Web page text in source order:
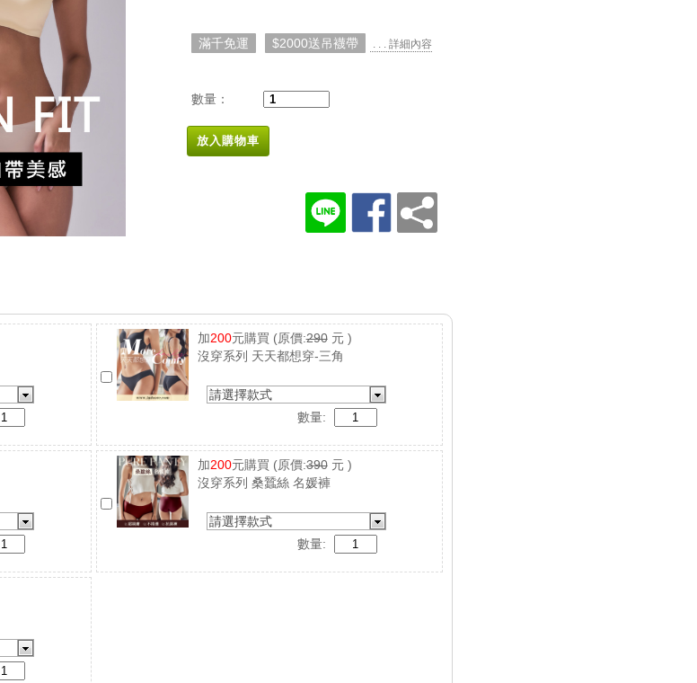
滿千免運 $2000送吊襪帶 . . . 詳細內容
數量：
放入購物車
加200元購買 (原價:290元 )
沒穿系列 天天都想穿-三角
請選擇款式
數量:
加200元購買 (原價:390元 )
沒穿系列 桑蠶絲 名媛褲
請選擇款式
數量: